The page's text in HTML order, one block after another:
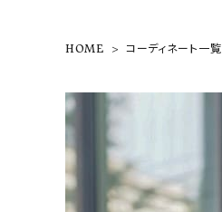
NEW ARRIVAL
ARCH EXCLUSIVE
BRAND
HOME コーディネート一覧